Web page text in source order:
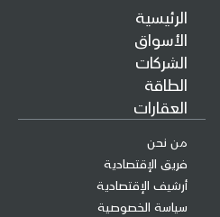
الرئيسية
الأسواق
الشركات
الطاقة
العقارات
من نحن
فريق الإقتصادية
أرشيف الإقتصادية
سياسة الخصوصية